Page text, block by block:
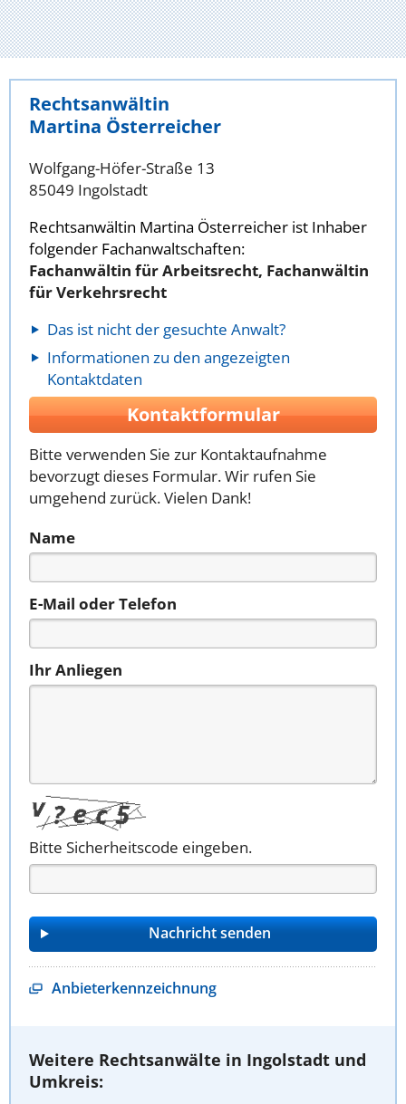
Rechtsanwältin
Martina Österreicher
Wolfgang-Höfer-Straße 13
85049 Ingolstadt
Rechtsanwältin Martina Österreicher ist Inhaber
folgender Fachanwaltschaften:
Fachanwältin für Arbeitsrecht, Fachanwältin
für Verkehrsrecht
Das ist nicht der gesuchte Anwalt?
Informationen zu den angezeigten
Kontaktdaten
Kontaktformular
Bitte verwenden Sie zur Kontaktaufnahme
bevorzugt dieses Formular. Wir rufen Sie
umgehend zurück. Vielen Dank!
Name
E-Mail oder Telefon
Ihr Anliegen
Bitte Sicherheitscode eingeben.
Anbieterkennzeichnung
Weitere Rechtsanwälte in Ingolstadt und
Umkreis: